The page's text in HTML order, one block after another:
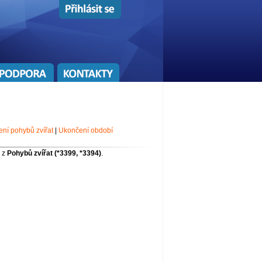
pohybů zvířat Ukončení období
z Pohybů zvířat (*3399, *3394).